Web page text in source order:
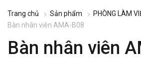
Trang chủ Sản phẩm PHÒNG LÀM
Bàn nhân viên AMA-B08
Bàn nhân viên